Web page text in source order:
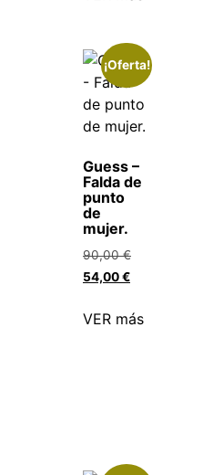
¡Oferta!
Guess –
Falda de
punto
de
mujer.
90,00€
54,00€
VER más